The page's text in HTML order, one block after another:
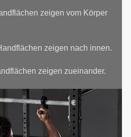
zeigen vom Körper
zeigen nach innen.
zeigen zueinander.